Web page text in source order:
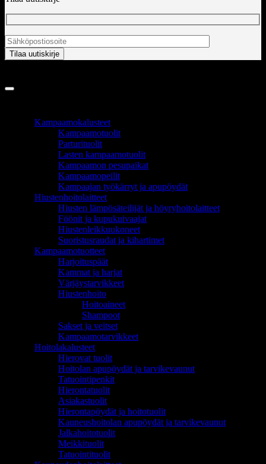
Kampaamokalusteet
Kampaamotuolit
Parturituolit
Lasten kampaamotuolit
Kampaamon pesupaikat
Kampaamopeilit
Kampaajan työkärryt ja apupöydät
Hiustenhoitolaitteet
Hiusten lämpösäteilijät ja höyryhoitolaitteet
Föönit ja kupukuivaajat
Hiustenleikkuukoneet
Suoristusraudat ja kihartimet
Kampaamotuotteet
Harjoituspäät
Kammat ja harjat
Värjäystarvikkeet
Hiustenhoito
Hoitoaineet
Shampoot
Sakset ja veitset
Kampaamotarvikkeet
Hoitolakalusteet
Hierovat tuolit
Hoitolan apupöydät ja tarvikevaunut
Tatuointipenkit
Hierontatuolit
Asiakastuolit
Hierontapöydät ja hoitotuolit
Kauneushoitolan apupöydät ja tarvikevaunut
Jalkahoitotuolit
Meikkituolit
Tatuointituolit